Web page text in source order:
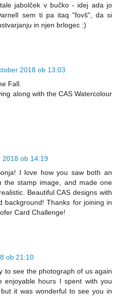
jabolček v bučko - idej ada jo
sem ti pa itaq "fovš", da si
in njen brlogec :)
2018 ob 13:03
Fall.
along with the CAS Watercolour
2018 ob 14:19
I love how you saw both an
the stamp image, and made one
Beautiful CAS designs with
background! Thanks for joining in
Card Challenge!
ob 21:10
to see the photograph of us again
enjoyable hours I spent with you
it was wonderful to see you in